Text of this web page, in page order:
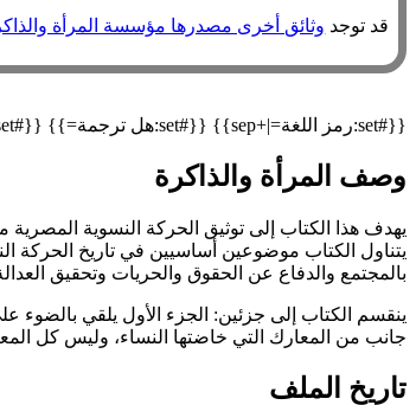
قد توجد وثائق أخرى مصدرها مؤسسة المرأة
{{#set:رمز اللغة=|+sep}} {{#set:هل ترجمة=}} {{#set:لغة الأصل=|+sep}} {{#declare: العنوان=العنوان نسخة أرشيفية=نسخة أرشيفية العنوان الأصلي=العنوان الأصلي مسار الاسترجاع=مسار الاسترجاع }}
وصف المرأة والذاكرة
يهدف هذا الكتاب إلى توثيق الحركة النسوية
يتناول الكتاب موضوعين أساسيين في تاريخ الحركة
بالمجتمع والدفاع عن الحقوق والحريات وتحقيق
ينقسم الكتاب إلى جزئين: الجزء الأول يلقي
جانب من المعارك التي خاضتها النساء، وليس كل
تاريخ الملف